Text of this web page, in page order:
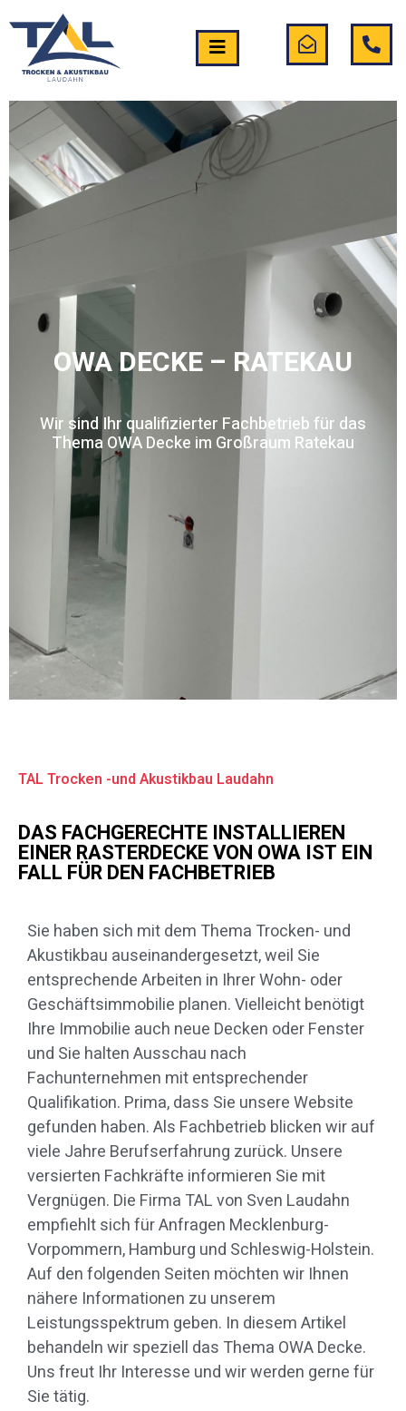
OWA DECKE – RATEKAU
Wir sind Ihr qualifizierter Fachbetrieb für das
Thema OWA Decke im Großraum Ratekau
TAL Trocken -und Akustikbau Laudahn
DAS FACHGERECHTE INSTALLIEREN
EINER RASTERDECKE VON OWA IST EIN
FALL FÜR DEN FACHBETRIEB
Sie haben sich mit dem Thema Trocken- und
Akustikbau auseinandergesetzt, weil Sie
entsprechende Arbeiten in Ihrer Wohn- oder
Geschäftsimmobilie planen. Vielleicht benötigt
Ihre Immobilie auch neue Decken oder Fenster
und Sie halten Ausschau nach
Fachunternehmen mit entsprechender
Qualifikation. Prima, dass Sie unsere Website
gefunden haben. Als Fachbetrieb blicken wir auf
viele Jahre Berufserfahrung zurück. Unsere
versierten Fachkräfte informieren Sie mit
Vergnügen. Die Firma TAL von Sven Laudahn
empfiehlt sich für Anfragen Mecklenburg-
Vorpommern, Hamburg und Schleswig-Holstein.
Auf den folgenden Seiten möchten wir Ihnen
nähere Informationen zu unserem
Leistungsspektrum geben. In diesem Artikel
behandeln wir speziell das Thema OWA Decke.
Uns freut Ihr Interesse und wir werden gerne für
Sie tätig.